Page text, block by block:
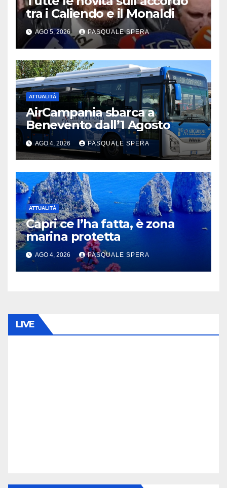
tra i Caliendo e il Monaldi
AGO 5, 2026 PASQUALE SPERA
ATTUALITÀ
AirCampania sbarca a
Benevento dall’1 Agosto
AGO 4, 2026 PASQUALE SPERA
ATTUALITÀ
Capri ce l’ha fatta, è zona
marina protetta
AGO 4, 2026 PASQUALE SPERA
LIVE